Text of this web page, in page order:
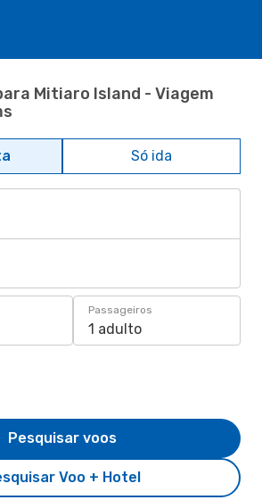
Mitiaro Island - Viagem
Só ida
Passageiros
1 adulto
Voo + Hotel
Pesquisar voos